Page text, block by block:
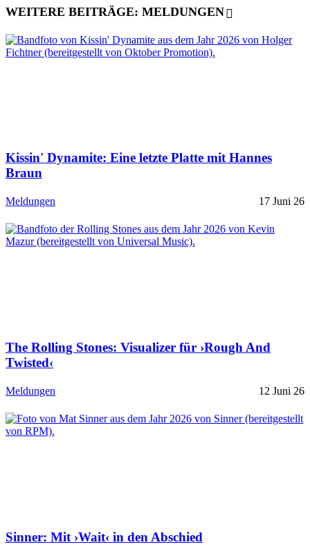
WEITERE BEITRÄGE: MELDUNGEN
Kissin' Dynamite: Eine letzte Platte mit Hannes
Braun
Meldungen 17 Juni 26
The Rolling Stones: Visualizer für ›Rough And
Twisted‹
Meldungen 12 Juni 26
Sinner: Mit ›Wait‹ in den Abschied